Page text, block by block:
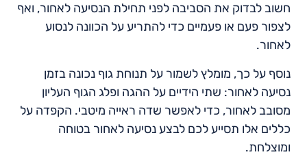
חשוב לבדוק את הסביבה לפני תחילת הנסיעה לאחור, ואף
לצפור פעם או פעמיים כדי להתריע על הכוונה לנסוע
לאחור.
נוסף על כך, מומלץ לשמור על תנוחת גוף נכונה בזמן
נסיעה לאחור: שתי הידיים על ההגה ופלג הגוף העליון
מסובב לאחור, כדי לאפשר שדה ראייה מיטבי. הקפדה על
כללים אלו תסייע לכם לבצע נסיעה לאחור בטוחה
ומוצלחת.